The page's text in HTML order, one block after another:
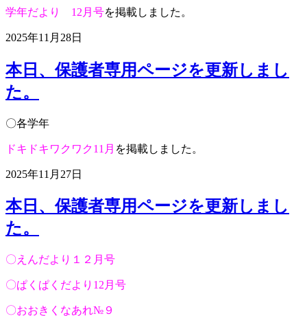
学年だより 12月号を掲載しました。
2025年11月28日
本日、保護者専用ページを更新しまし
た。
〇各学年
ドキドキワクワク11月 を掲載しました。
2025年11月27日
本日、保護者専用ページを更新しまし
た。
〇えんだより１２月号
〇ぱくぱくだより12月号
〇おおきくなあれ№９